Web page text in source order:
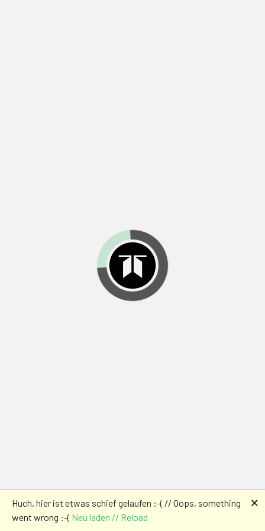
Huch, hier ist etwas schief gelaufen :-( // Oops, something
went wrong :-( Neu laden // Reload
🗙